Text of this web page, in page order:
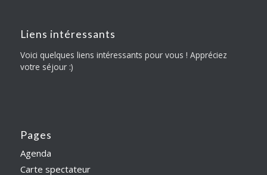
Liens intéressants
Voici quelques liens intéressants pour vous ! Appréciez
votre séjour :)
Pages
Agenda
Carte spectateur